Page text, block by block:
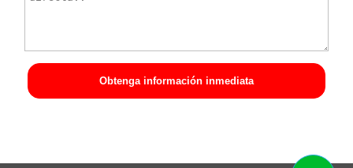
Obtenga información inmediata